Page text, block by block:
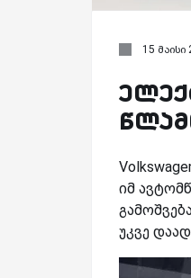
15 მაისი
იმ
უკვე